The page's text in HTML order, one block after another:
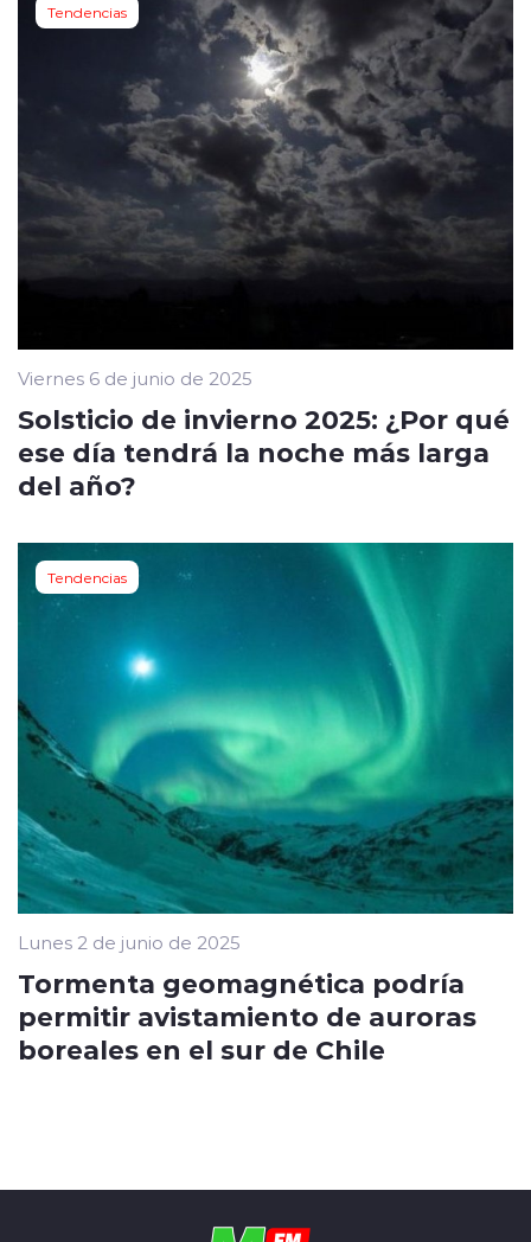
Tendencias
Viernes 6 de junio de 2025
Solsticio de invierno 2025: ¿Por qué
ese día tendrá la noche más larga
del año?
Tendencias
Lunes 2 de junio de 2025
Tormenta geomagnética podría
permitir avistamiento de auroras
boreales en el sur de Chile